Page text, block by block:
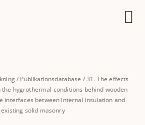
/ Publikationsdatabase /31. The effects
hygrothermal conditions behind wooden
interfaces between internal insulation and
existing solid masonry